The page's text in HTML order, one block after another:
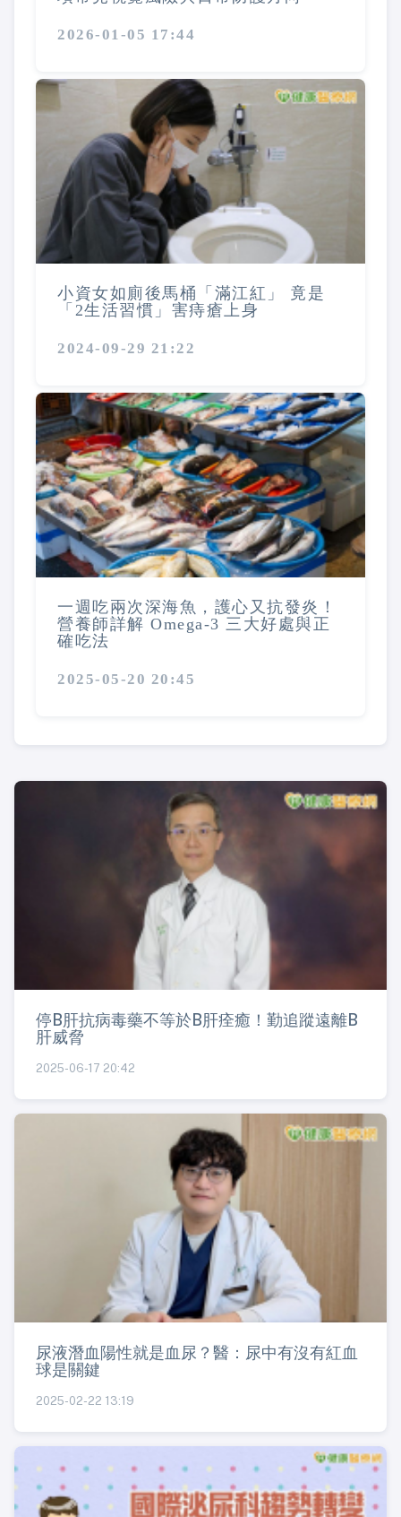
2026-01-05 17:44
小資女如廁後馬桶「滿江紅」 竟是
「2生活習慣」害痔瘡上身
2024-09-29 21:22
一週吃兩次深海魚，護心又抗發炎！
營養師詳解 Omega-3 三大好處與正
確吃法
2025-05-20 20:45
停B肝抗病毒藥不等於B肝痊癒！勤追蹤遠離B
肝威脅
2025-06-17 20:42
尿液潛血陽性就是血尿？醫：尿中有沒有紅血
球是關鍵
2025-02-22 13:19